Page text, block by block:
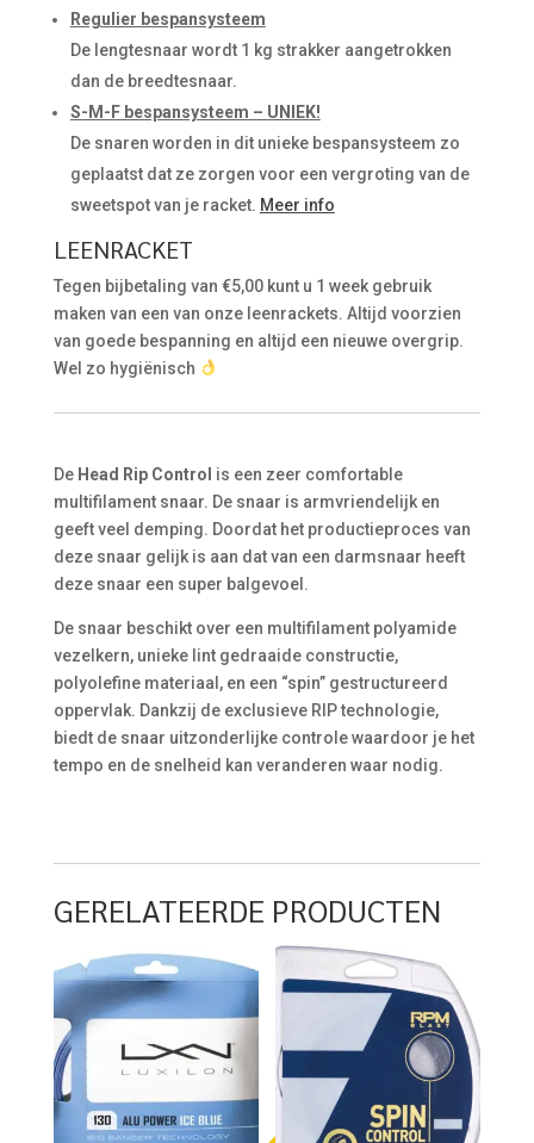
Regulier bespansysteem
De lengtesnaar wordt 1 kg strakker aangetrokken
dan de breedtesnaar.
S-M-F bespansysteem – UNIEK!
De snaren worden in dit unieke bespansysteem zo
geplaatst dat ze zorgen voor een vergroting van de
sweetspot van je racket. Meer info
LEENRACKET
Tegen bijbetaling van €5,00 kunt u 1 week gebruik
maken van een van onze leenrackets. Altijd voorzien
van goede bespanning en altijd een nieuwe overgrip.
Wel zo hygiënisch
De Head Rip Control is een zeer comfortable
multifilament snaar. De snaar is armvriendelijk en
geeft veel demping. Doordat het productieproces van
deze snaar gelijk is aan dat van een darmsnaar heeft
deze snaar een super balgevoel.
De snaar beschikt over een multifilament polyamide
vezelkern, unieke lint gedraaide constructie,
polyolefine materiaal, en een “spin” gestructureerd
oppervlak. Dankzij de exclusieve RIP technologie,
biedt de snaar uitzonderlijke controle waardoor je het
tempo en de snelheid kan veranderen waar nodig.
GERELATEERDE PRODUCTEN